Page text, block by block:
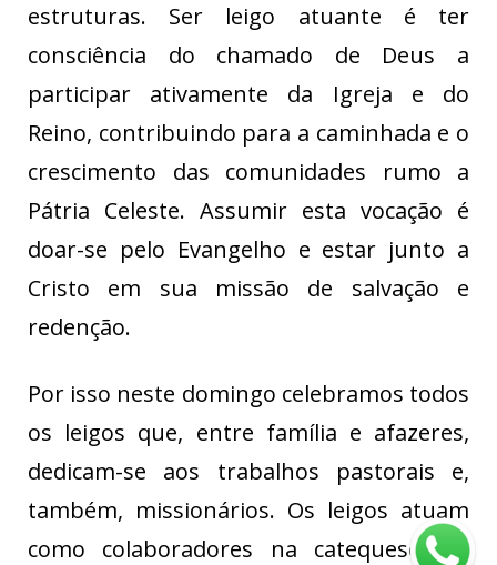
estruturas. Ser leigo atuante é ter
consciência do chamado de Deus a
participar ativamente da Igreja e do
Reino, contribuindo para a caminhada e o
crescimento das comunidades rumo a
Pátria Celeste. Assumir esta vocação é
doar-se pelo Evangelho e estar junto a
Cristo em sua missão de salvação e
redenção.
Por isso neste domingo celebramos todos
os leigos que, entre família e afazeres,
dedicam-se aos trabalhos pastorais e,
também, missionários. Os leigos atuam
como colaboradores na catequese, na